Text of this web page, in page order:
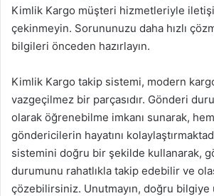
Kimlik Kargo müşteri hizmetleriyle
çekinmeyin. Sorununuzu daha hızlı
bilgileri önceden hazırlayın.
Kimlik Kargo takip sistemi, modern kargo
vazgeçilmez bir parçasıdır. Gönderi
olarak öğrenebilme imkanı sunarak, hem
göndericilerin hayatını
sistemini doğru bir şekilde kullanarak,
durumunu rahatlıkla takip edebilir ve
çözebilirsiniz. Unutmayın, doğru bilgiye